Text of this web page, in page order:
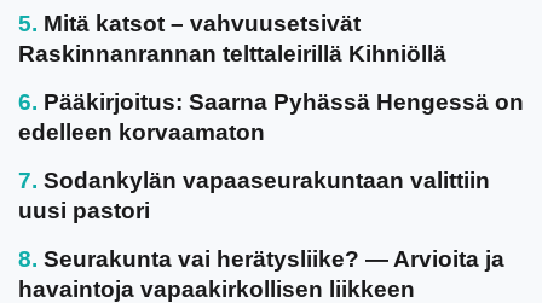
Mitä katsot – vahvuusetsivät
Raskinnanrannan telttaleirillä Kihniöllä
Pääkirjoitus: Saarna Pyhässä Hengessä on
edelleen korvaamaton
Sodankylän vapaaseurakuntaan valittiin
uusi pastori
Seurakunta vai herätysliike? — Arvioita ja
havaintoja vapaakirkollisen liikkeen